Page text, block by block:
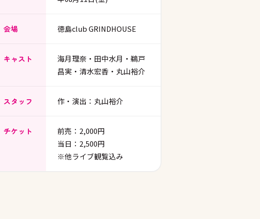
会場 徳島club GRINDHOUSE
キャスト
海月理奈・田中水月・鵜戸
昌実・清水宏香・丸山裕介
スタッフ 作・演出：丸山裕介
チケット
前売：2,000円
当日：2,500円
※他ライブ観覧込み